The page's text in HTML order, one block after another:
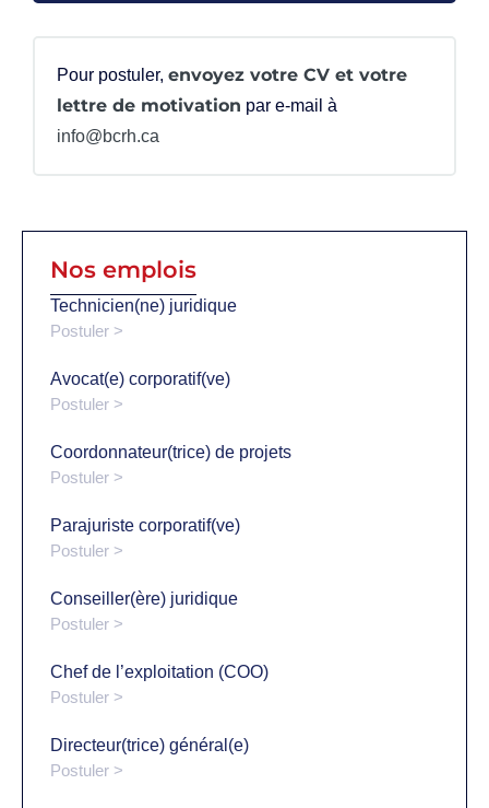
Pour postuler, envoyez votre CV et votre
lettre de motivation par e-mail à
info@bcrh.ca
Nos emplois
Technicien(ne) juridique
Postuler >
Avocat(e) corporatif(ve)
Postuler >
Coordonnateur(trice) de projets
Postuler >
Parajuriste corporatif(ve)
Postuler >
Conseiller(ère) juridique
Postuler >
Chef de l’exploitation (COO)
Postuler >
Directeur(trice) général(e)
Postuler >